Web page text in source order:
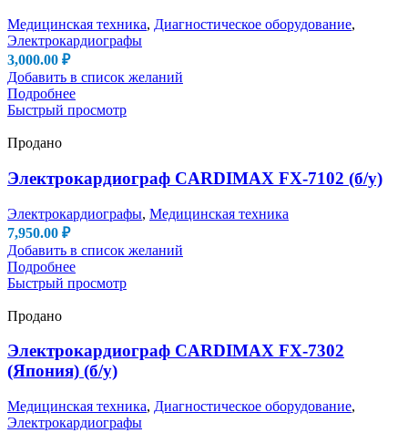
Медицинская техника, Диагностическое оборудование,
Электрокардиографы
3,000.00 ₽
Добавить в список желаний
Подробнее
Быстрый просмотр
Продано
Электрокардиограф CARDIMAX FX-7102 (б/у)
Электрокардиографы, Медицинская техника
7,950.00 ₽
Добавить в список желаний
Подробнее
Быстрый просмотр
Продано
Электрокардиограф CARDIMAX FX-7302
(Япония) (б/у)
Медицинская техника, Диагностическое оборудование,
Электрокардиографы